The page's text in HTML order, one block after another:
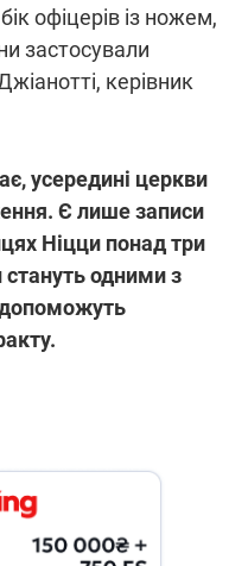
офіцерів із ножем,
застосували
керівник
усередині церкви
Є лише записи
Ніцци понад три
стануть одними з
допоможуть